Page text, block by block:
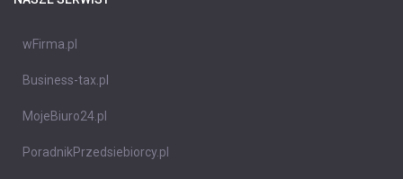
wFirma.pl
Business-tax.pl
MojeBiuro24.pl
PoradnikPrzedsiebiorcy.pl